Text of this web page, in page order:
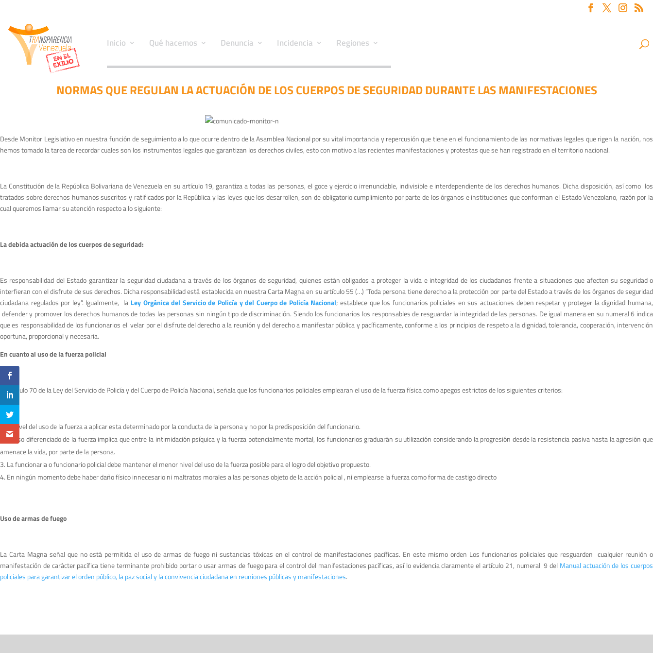
Inicio Qué hacemos Denuncia Incidencia Regiones
NORMAS QUE REGULAN LA ACTUACIÓN DE LOS CUERPOS DE SEGURIDAD DURANTE LAS MANIFESTACIONES
Desde Monitor Legislativo en nuestra función de seguimiento a lo que ocurre dentro de la Asamblea Nacional por su vital importancia y repercusión que tiene en el funcionamiento de las normativas legales que rigen la nación, nos
hemos tomado la tarea de recordar cuales son los instrumentos legales que garantizan los derechos civiles, esto con motivo a las recientes manifestaciones y protestas que se han registrado en el territorio nacional.
La Constitución de la República Bolivariana de Venezuela en su artículo 19, garantiza a todas las personas, el goce y ejercicio irrenunciable, indivisible e interdependiente de los derechos humanos. Dicha disposición, así como los
tratados sobre derechos humanos suscritos y ratificados por la República y las leyes que los desarrollen, son de obligatorio cumplimiento por parte de los órganos e instituciones que conforman el Estado Venezolano, razón por la
cual queremos llamar su atención respecto a lo siguiente:
La debida actuación de los cuerpos de seguridad:
Es responsabilidad del Estado garantizar la seguridad ciudadana a través de los órganos de seguridad, quienes están obligados a proteger la vida e integridad de los ciudadanos frente a situaciones que afecten su seguridad o
interfieran con el disfrute de sus derechos. Dicha responsabilidad está establecida en nuestra Carta Magna en su artículo 55 (…) “Toda persona tiene derecho a la protección por parte del Estado a través de los órganos de seguridad
ciudadana regulados por ley”. Igualmente, la Ley Orgánica del Servicio de Policía y del Cuerpo de Policía Nacional; establece que los funcionarios policiales en sus actuaciones deben respetar y proteger la dignidad humana,
defender y promover los derechos humanos de todas las personas sin ningún tipo de discriminación. Siendo los funcionarios los responsables de resguardar la integridad de las personas. De igual manera en su numeral 6 indica
que es responsabilidad de los funcionarios el velar por el disfrute del derecho a la reunión y del derecho a manifestar pública y pacíficamente, conforme a los principios de respeto a la dignidad, tolerancia, cooperación, intervención
oportuna, proporcional y necesaria.
En cuanto al uso de la fuerza policial
El artículo 70 de la Ley del Servicio de Policía y del Cuerpo de Policía Nacional, señala que los funcionarios policiales emplearan el uso de la fuerza física como apegos estrictos de los siguientes criterios:
El nivel del uso de la fuerza a aplicar esta determinado por la conducta de la persona y no por la predisposición del funcionario.
El uso diferenciado de la fuerza implica que entre la intimidación psíquica y la fuerza potencialmente mortal, los funcionarios graduarán su utilización considerando la progresión desde la resistencia pasiva hasta la agresión que
amenace la vida, por parte de la persona.
La funcionaria o funcionario policial debe mantener el menor nivel del uso de la fuerza posible para el logro del objetivo propuesto.
En ningún momento debe haber daño físico innecesario ni maltratos morales a las personas objeto de la acción policial , ni emplearse la fuerza como forma de castigo directo
Uso de armas de fuego
La Carta Magna señal que no está permitida el uso de armas de fuego ni sustancias tóxicas en el control de manifestaciones pacíficas. En este mismo orden Los funcionarios policiales que resguarden cualquier reunión o
manifestación de carácter pacífica tiene terminante prohibido portar o usar armas de fuego para el control del manifestaciones pacíficas, así lo evidencia claramente el artículo 21, numeral 9 del Manual actuación de los cuerpos
policiales para garantizar el orden público, la paz social y la convivencia ciudadana en reuniones públicas y manifestaciones.